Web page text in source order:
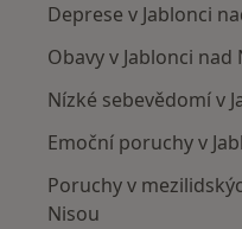
Deprese v Jablonci
Obavy v Jablonci nad
Nízké sebevědomí v
Emoční poruchy v
Poruchy v
Nisou